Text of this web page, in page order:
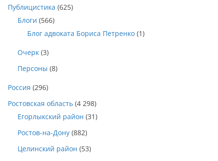
Публицистика (625)
Блоги (566)
Блог адвоката Бориса Петренко (1)
Очерк (3)
Персоны (8)
Россия (296)
Ростовская область (4 298)
Егорлыкский район (31)
Ростов-на-Дону (882)
Целинский район (53)